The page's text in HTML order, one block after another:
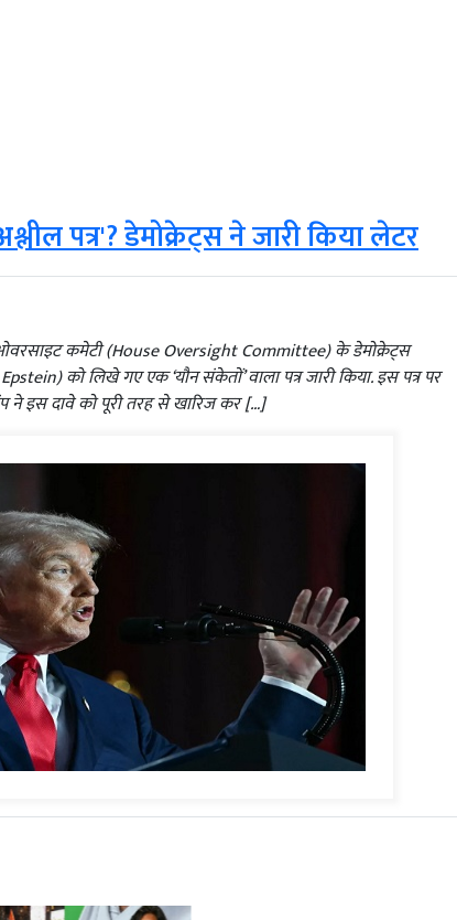
पत्र'? डेमोक्रेट्स ने जारी किया लेटर
कमेटी (House Oversight Committee) के डेमोक्रेट्स
को लिखे गए एक ‘यौन संकेतों’ वाला पत्र जारी किया. इस पत्र पर
ने इस दावे को पूरी तरह से खारिज कर […]